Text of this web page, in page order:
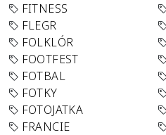
FITNESS
FLEGR
FOLKLÓR
FOOTFEST
FOTBAL
FOTKY
FOTOJATKA
FRANCIE